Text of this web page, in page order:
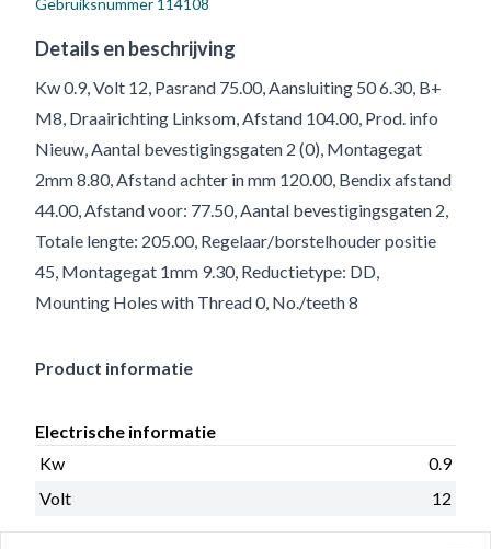
Details en beschrijving
Kw 0.9, Volt 12, Pasrand 75.00, Aansluiting 50 6.30, B+
M8, Draairichting Linksom, Afstand 104.00, Prod. info
Nieuw, Aantal bevestigingsgaten 2 (0), Montagegat
2mm 8.80, Afstand achter in mm 120.00, Bendix afstand
44.00, Afstand voor: 77.50, Aantal bevestigingsgaten 2,
Totale lengte: 205.00, Regelaar/borstelhouder positie
45, Montagegat 1mm 9.30, Reductietype: DD,
Mounting Holes with Thread 0, No./teeth 8
Product informatie
Electrische informatie
Kw
0.9
Volt
12